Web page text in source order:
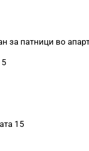
за патници во
15